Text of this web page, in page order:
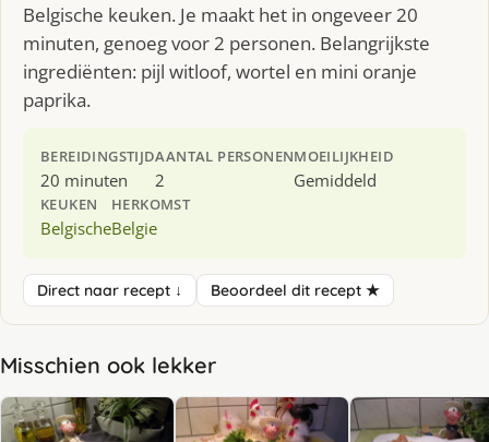
Belgische keuken. Je maakt het in ongeveer 20
minuten, genoeg voor 2 personen. Belangrijkste
ingrediënten: pijl witloof, wortel en mini oranje
paprika.
BEREIDINGSTIJD
20 minuten
AANTAL PERSONEN
2
MOEILIJKHEID
Gemiddeld
KEUKEN
Belgische
HERKOMST
Belgie
Direct naar recept ↓ Beoordeel dit recept ★
Misschien ook lekker